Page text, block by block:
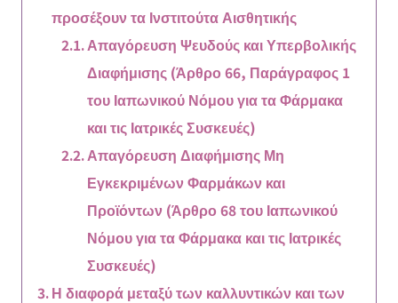
προσέξουν τα Ινστιτούτα Αισθητικής
Απαγόρευση Ψευδούς και Υπερβολικής
Διαφήμισης (Άρθρο 66, Παράγραφος 1
του Ιαπωνικού Νόμου για τα Φάρμακα
και τις Ιατρικές Συσκευές)
Απαγόρευση Διαφήμισης Μη
Εγκεκριμένων Φαρμάκων και
Προϊόντων (Άρθρο 68 του Ιαπωνικού
Νόμου για τα Φάρμακα και τις Ιατρικές
Συσκευές)
Η διαφορά μεταξύ των καλλυντικών και των